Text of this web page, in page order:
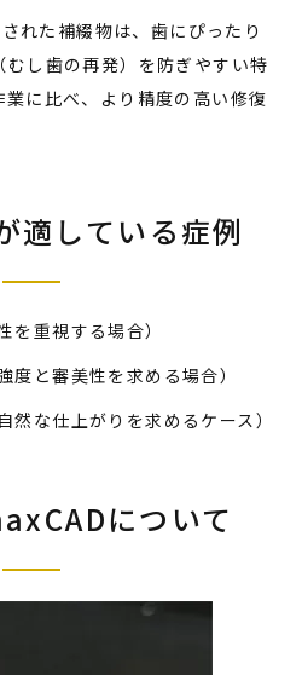
れた補綴物は、歯にぴったり
し歯の再発）を防ぎやすい特
に比べ、より精度の高い修復
適している症例
を重視する場合）
度と審美性を求める場合）
然な仕上がりを求めるケース）
について